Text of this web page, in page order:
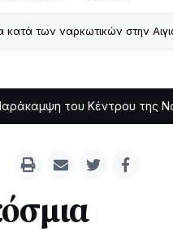
κατά των ναρκωτικών στην
Κέντρου της Ναυπάκτου